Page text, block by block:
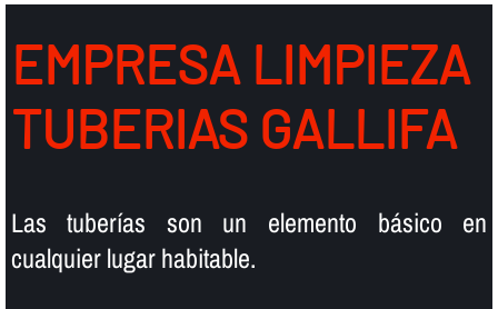
EMPRESA LIMPIEZA
TUBERIAS GALLIFA
Las tuberí­as son un elemento básico en
cualquier lugar habitable.